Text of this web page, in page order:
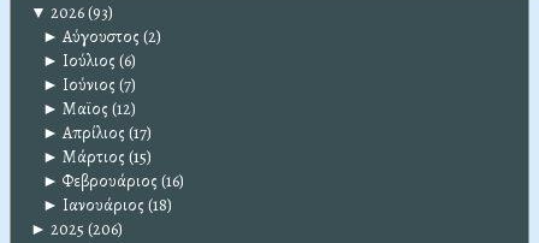
▼ 2026(93)
► Αύγουστος (2)
► Ιούλιος (6)
► Ιούνιος (7)
► Μαϊος (12)
► Απρίλιος (17)
► Μάρτιος (15)
► Φεβρουάριος (16)
► Ιανουάριος (18)
► 2025 (206)